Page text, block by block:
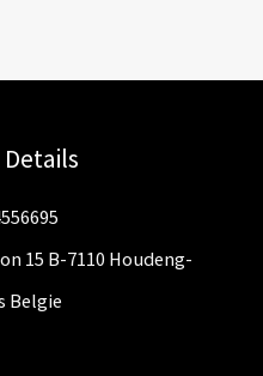
15 B-7110 Houdeng-
Belgie